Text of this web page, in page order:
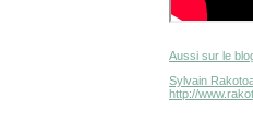
Aussi sur le
Sylvain
http://